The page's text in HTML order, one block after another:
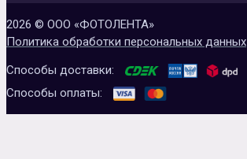
2026 © ООО «ФОТОЛЕНТА»
Политика обработки персональных данных
Способы доставки:
Способы оплаты: